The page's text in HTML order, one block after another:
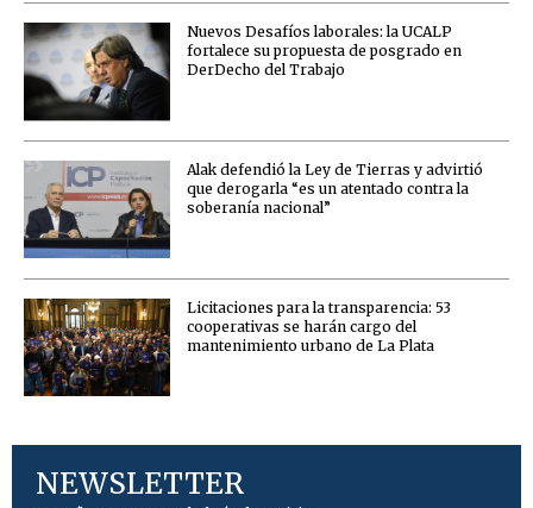
Nuevos Desafíos laborales: la UCALP
fortalece su propuesta de posgrado en
DerDecho del Trabajo
Alak defendió la Ley de Tierras y advirtió
que derogarla “es un atentado contra la
soberanía nacional”
Licitaciones para la transparencia: 53
cooperativas se harán cargo del
mantenimiento urbano de La Plata
NEWSLETTER